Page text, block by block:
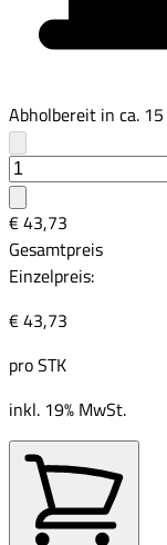
Abholbereit in ca. 15
€ 43,73
Gesamtpreis
Einzelpreis:
€ 43,73
proSTK
inkl. 19% MwSt.